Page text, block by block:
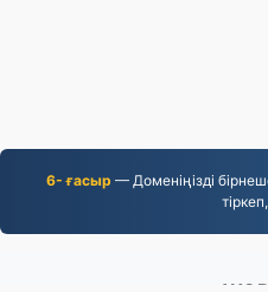
6- ғасыр — Доменіңізді